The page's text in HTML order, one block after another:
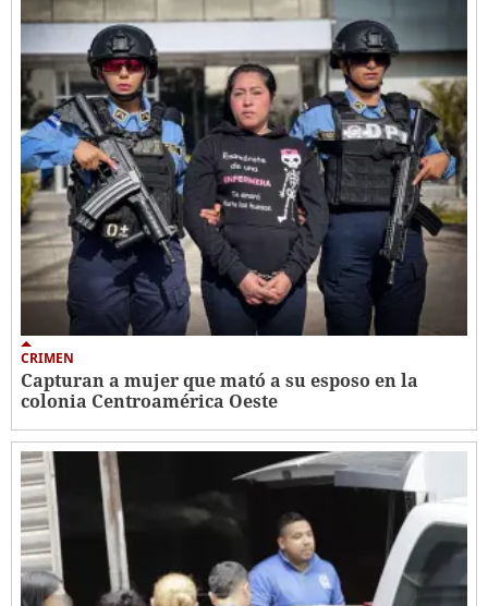
CRIMEN
Capturan a mujer que mató a su esposo en la
colonia Centroamérica Oeste